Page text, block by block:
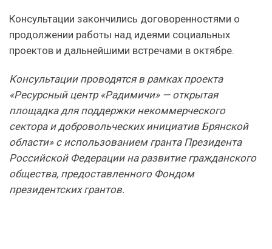
Консультации закончились договоренностями о
продолжении работы над идеями социальных
проектов и дальнейшими встречами в октябре.
Консультации проводятся в рамках проекта
«Ресурсный центр «Радимичи» — открытая
площадка для поддержки некоммерческого
сектора и добровольческих инициатив Брянской
области» с использованием гранта Президента
Российской Федерации на развитие гражданского
общества, предоставленного Фондом
президентских грантов.